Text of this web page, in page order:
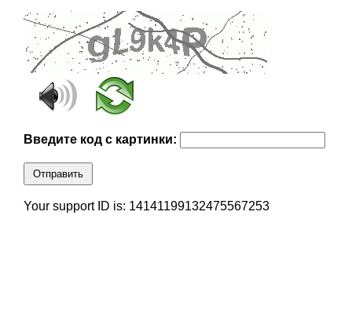
Введите код с картинки:
Отправить
Your support ID is: 14141199132475567253